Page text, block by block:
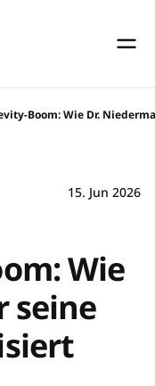
Boom: Wie Dr.
15. Jun 2026
Wie
seine